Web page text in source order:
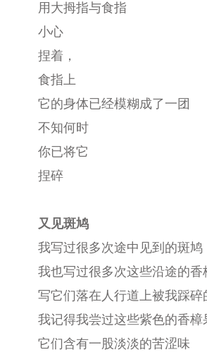
用大拇指与食指
小心
捏着，
食指上
它的身体已经模糊成了一团
不知何时
你已将它
捏碎
又见斑鸠
我写过很多次途中见到的斑鸠
我也写过很多次这些沿途的香
写它们落在人行道上被我踩碎
我记得我尝过这些紫色的香樟
它们含有一股淡淡的苦涩味